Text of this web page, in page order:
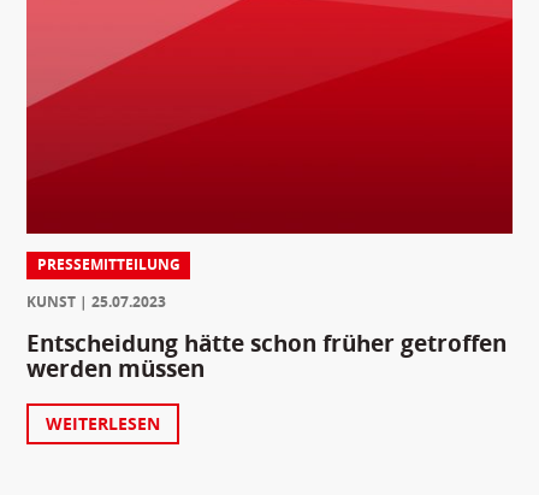
PRESSEMITTEILUNG
KUNST
25.07.2023
Entscheidung hätte schon früher getroffen
werden müssen
WEITERLESEN